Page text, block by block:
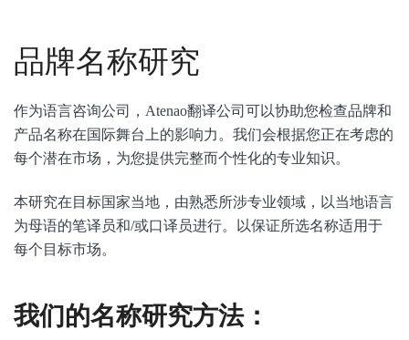
品牌名称研究
作为语言咨询公司，Atenao翻译公司可以协助您检查品牌和
产品名称在国际舞台上的影响力。我们会根据您正在考虑的
每个潜在市场，为您提供完整而个性化的专业知识。
本研究在目标国家当地，由熟悉所涉专业领域，以当地语言
为母语的笔译员和/或口译员进行。以保证所选名称适用于
每个目标市场。
我们的名称研究方法：